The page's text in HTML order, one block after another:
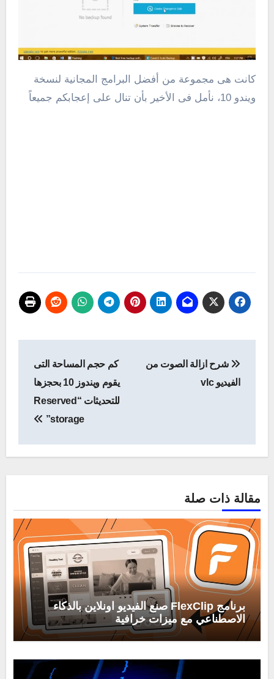
كانت هى مجموعة من أفضل البرامج المجانية لنسخة
ويندو 10، نأمل فى الأخير بأن تنال على إعجابكم جميعاً
المقالات
شرح ازالة الصوت من
الفيديو vlc
كم حجم المساحة التى
يقوم ويندوز 10 بحجزها
للتحديثات “Reserved
storage”
مقالة ذات صلة
برنامج FlexClip صنع الفيديو اونلاين بالذكاء
الاصطناعي مع ميزات خرافية